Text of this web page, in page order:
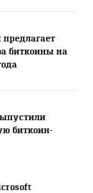
биткоины на
биткоин-